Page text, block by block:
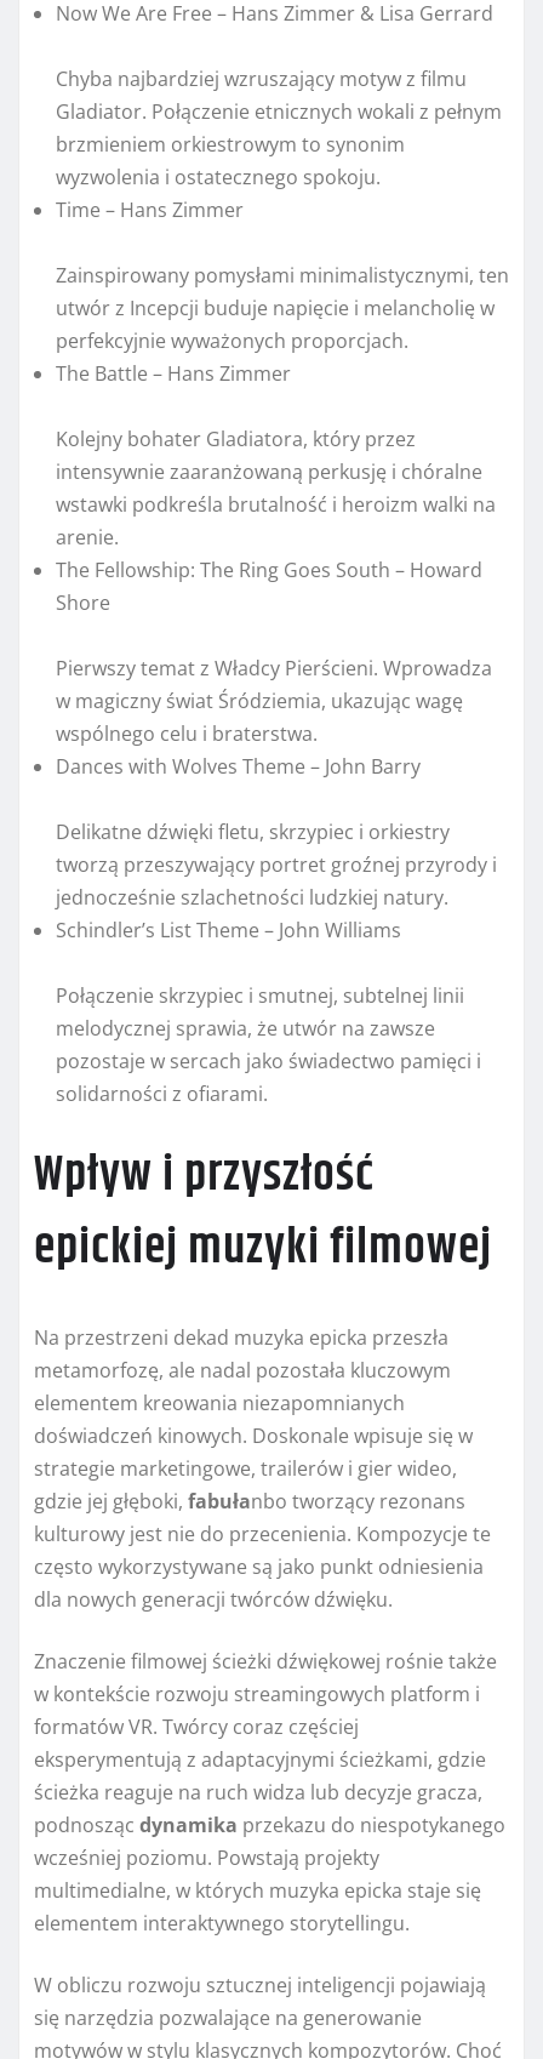
Now We Are Free – Hans Zimmer & Lisa Gerrard
Chyba najbardziej wzruszający motyw z filmu
Gladiator. Połączenie etnicznych wokali z pełnym
brzmieniem orkiestrowym to synonim
wyzwolenia i ostatecznego spokoju.
Time – Hans Zimmer
Zainspirowany pomysłami minimalistycznymi, ten
utwór z Incepcji buduje napięcie i melancholię w
perfekcyjnie wyważonych proporcjach.
The Battle – Hans Zimmer
Kolejny bohater Gladiatora, który przez
intensywnie zaaranżowaną perkusję i chóralne
wstawki podkreśla brutalność i heroizm walki na
arenie.
The Fellowship: The Ring Goes South – Howard
Shore
Pierwszy temat z Władcy Pierścieni. Wprowadza
w magiczny świat Śródziemia, ukazując wagę
wspólnego celu i braterstwa.
Dances with Wolves Theme – John Barry
Delikatne dźwięki fletu, skrzypiec i orkiestry
tworzą przeszywający portret groźnej przyrody i
jednocześnie szlachetności ludzkiej natury.
Schindler’s List Theme – John Williams
Połączenie skrzypiec i smutnej, subtelnej linii
melodycznej sprawia, że utwór na zawsze
pozostaje w sercach jako świadectwo pamięci i
solidarności z ofiarami.
Wpływ i przyszłość
epickiej muzyki filmowej
Na przestrzeni dekad muzyka epicka przeszła
metamorfozę, ale nadal pozostała kluczowym
elementem kreowania niezapomnianych
doświadczeń kinowych. Doskonale wpisuje się w
strategie marketingowe, trailerów i gier wideo,
gdzie jej głęboki, fabułanbo tworzący rezonans
kulturowy jest nie do przecenienia. Kompozycje te
często wykorzystywane są jako punkt odniesienia
dla nowych generacji twórców dźwięku.
Znaczenie filmowej ścieżki dźwiękowej rośnie także
w kontekście rozwoju streamingowych platform i
formatów VR. Twórcy coraz częściej
eksperymentują z adaptacyjnymi ścieżkami, gdzie
ścieżka reaguje na ruch widza lub decyzje gracza,
podnosząc dynamika przekazu do niespotykanego
wcześniej poziomu. Powstają projekty
multimedialne, w których muzyka epicka staje się
elementem interaktywnego storytellingu.
W obliczu rozwoju sztucznej inteligencji pojawiają
się narzędzia pozwalające na generowanie
motywów w stylu klasycznych kompozytorów. Choć